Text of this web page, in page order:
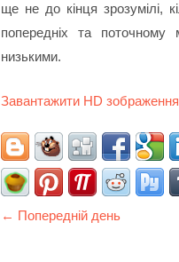
ще не до кінця зрозумілі,
попередніх та поточному
низькими.
Завантажити HD зображення
← Попередній день